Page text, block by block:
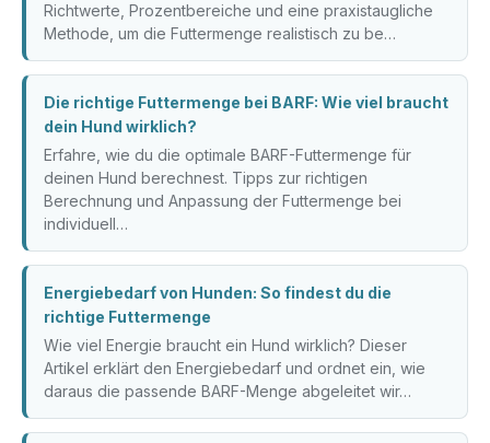
Richtwerte, Prozentbereiche und eine praxistaugliche
Methode, um die Futtermenge realistisch zu be…
Die richtige Futtermenge bei BARF: Wie viel braucht
dein Hund wirklich?
Erfahre, wie du die optimale BARF-Futtermenge für
deinen Hund berechnest. Tipps zur richtigen
Berechnung und Anpassung der Futtermenge bei
individuell…
Energiebedarf von Hunden: So findest du die
richtige Futtermenge
Wie viel Energie braucht ein Hund wirklich? Dieser
Artikel erklärt den Energiebedarf und ordnet ein, wie
daraus die passende BARF-Menge abgeleitet wir…